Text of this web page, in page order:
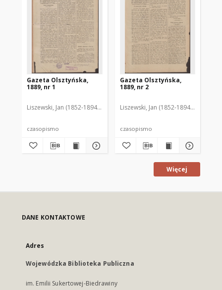
Gazeta Olsztyńska,
1889, nr 1
Liszewski, Jan (1852-1894). Red.
czasopismo
Gazeta Olsztyńska,
1889, nr 2
Liszewski, Jan (1852-1894). Red.
czasopismo
Więcej
DANE KONTAKTOWE
Adres
Wojewódzka Biblioteka Publiczna
im. Emilii Sukertowej-Biedrawiny